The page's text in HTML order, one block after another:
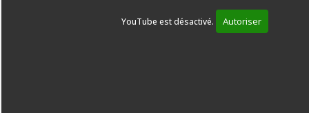
YouTube est désactivé. Autoriser